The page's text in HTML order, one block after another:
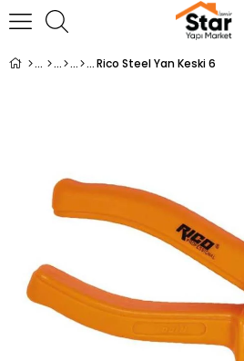
Rico Steel Yan Keski 6